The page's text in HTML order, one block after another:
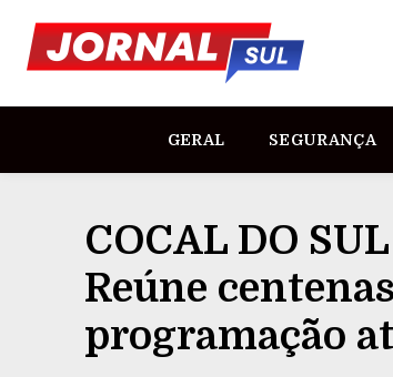
GERAL SEGURANÇA
COCAL DO
Reúne
programação